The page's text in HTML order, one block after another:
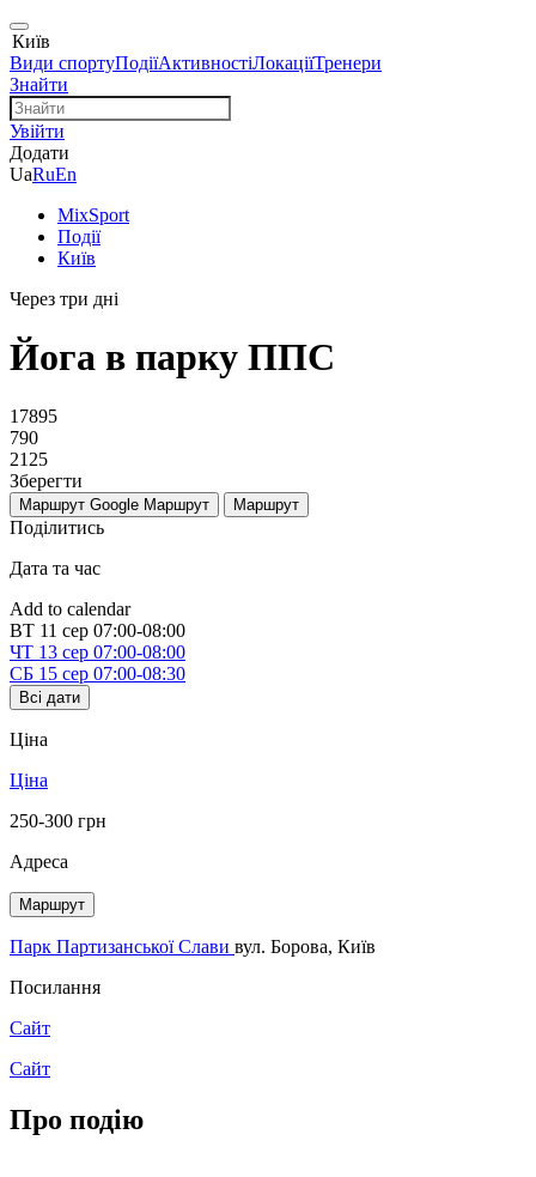
Київ
Види спортуПодіїАктивностіЛокаціїТренери
Знайти
Увійти
Додати
UaRuEn
MixSport
Події
Київ
Через три дні
Йога в парку ППС
17895
790
2125
Зберегти
Маршрут Google Маршрут Маршрут
Поділитись
Дата та час
Add to calendar
ВТ 11 сер 07:00-08:00
ЧТ 13 сер 07:00-08:00
СБ 15 сер 07:00-08:30
Всі дати
Ціна
Ціна
250-300 грн
Адреса
Маршрут
Парк Партизанської Слави вул. Борова, Київ
Посилання
Сайт
Сайт
Про подію